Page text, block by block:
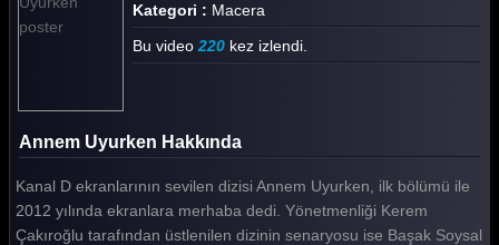
Kategori : Macera
Bu video 220 kez izlendi.
Annem Uyurken Hakkında
Kanal D ekranlarının sevilen dizisi Annem Uyurken, ilk bölümü ile
2012 yılında ekranlara merhaba dedi. Yönetmenliği Kerem
Çakıroğlu tarafından üstlenilen dizinin senaryosu ise Başak Soysal